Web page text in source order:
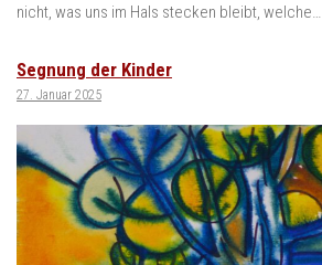
nicht, was uns im Hals stecken bleibt, welche…
Segnung der Kinder
27. Januar 2025